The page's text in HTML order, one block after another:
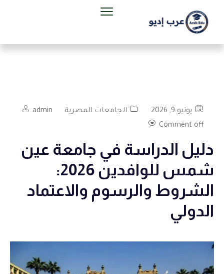
يونيو 9, 2026 الجامعات المصرية
admin
Comment off
دليل الدراسة في جامعة عين
شمس للوافدين 2026:
الشروط والرسوم والاعتماد
الدولي